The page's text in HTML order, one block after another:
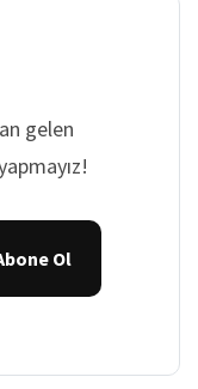
gelen
Ol